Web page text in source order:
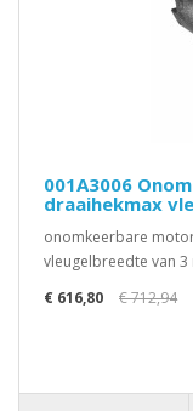
001A3006
draaihekmax
onomkeerbare
vleugelbreedte van
€ 616,80
€ 712,94